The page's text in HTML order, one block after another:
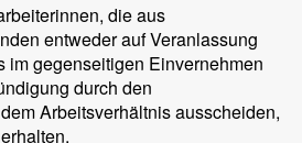
die aus
entweder auf Veranlassung
im gegenseitigen Einvernehmen
durch den
Arbeitsverhältnis ausscheiden,